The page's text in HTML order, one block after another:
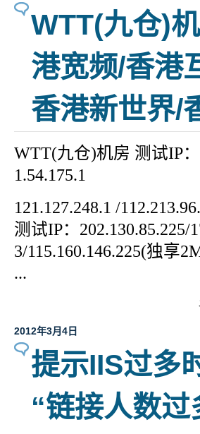
WTT(九仓)
港宽频/香港
香港新世界/
WTT(九仓)机房 测试IP：
1.54.175.1
121.127.248.1 /
测试IP：202.130.85.225/
3/115.160.146.225(独享
...
2012年3月4日
提示IIS过多
“链接人数